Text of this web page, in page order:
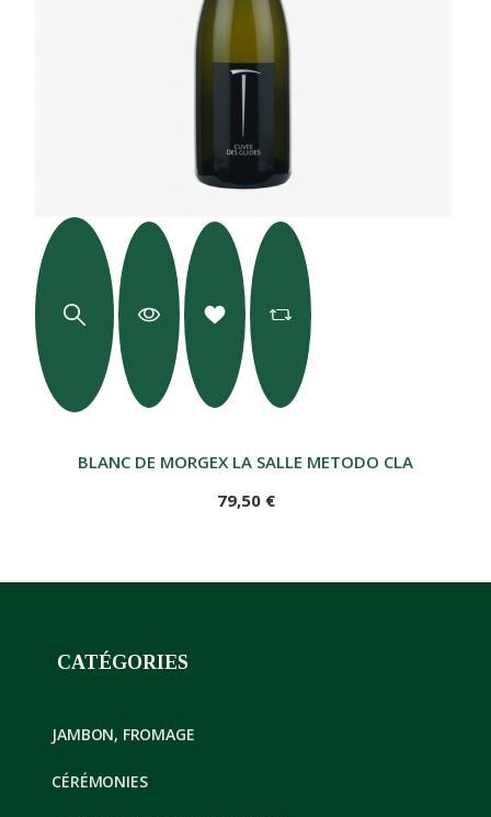
BLANC DE MORGEX LA SALLE METODO CLASSICO
79,50 €
CATÉGORIES
JAMBON, FROMAGE
CÉRÉMONIES